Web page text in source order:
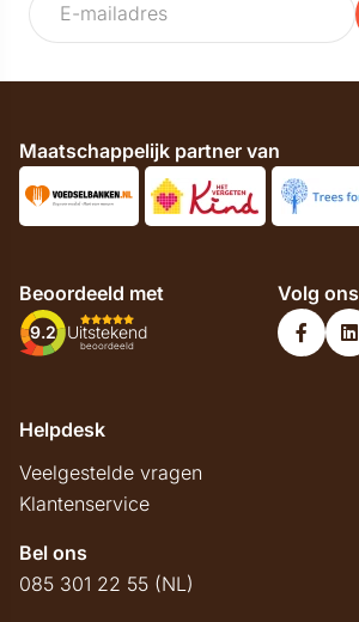
Maatschappelijk partner van
Beoordeeld met
9.2 Uitstekend
beoordeeld
Volg ons
Helpdesk
Veelgestelde vragen
Klantenservice
Bel ons
085 301 22 55 (NL)